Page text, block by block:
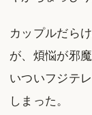
カップルだら
が、煩悩が邪
いついフジテ
しまった。